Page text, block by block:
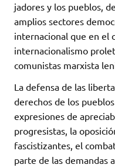
jadores y los pueblos,
amplios sectores
internacional que en el
internacionalismo
comunistas marxista
La defensa de las
derechos de los
expresiones de
progresistas, la
fascistizantes, el
parte de las demandas